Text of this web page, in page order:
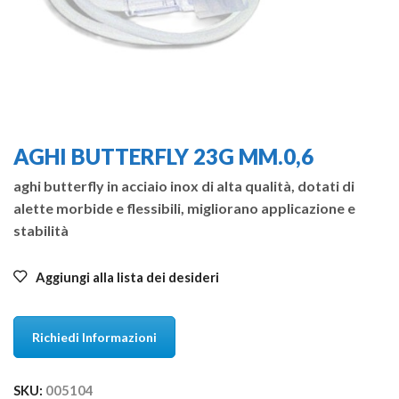
AGHI BUTTERFLY 23G MM.0,6
aghi butterfly in acciaio inox di alta qualità, dotati di
alette morbide e flessibili, migliorano applicazione e
stabilità
Aggiungi alla lista dei desideri
Richiedi Informazioni
SKU: 005104